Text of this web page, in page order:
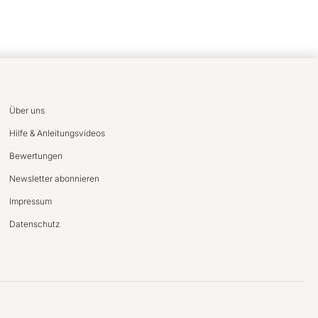
Über uns
Hilfe & Anleitungsvideos
Bewertungen
Newsletter abonnieren
Impressum
Datenschutz